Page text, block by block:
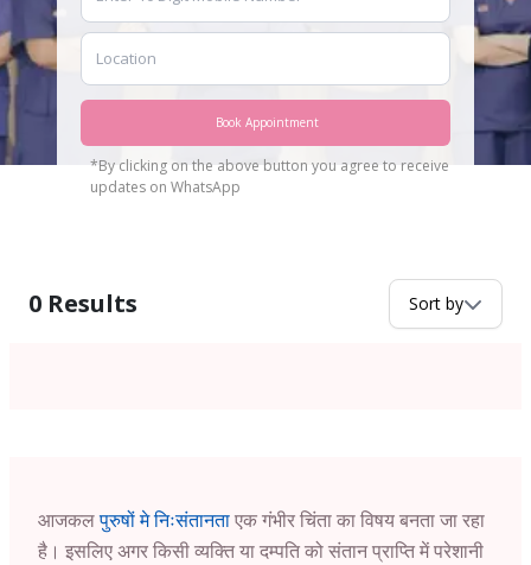
Book Appointment
*By clicking on the above button you agree to receive
updates on WhatsApp
0 Results Sort by
आजकलपुरुषों मे निःसंतानताएक गंभीर चिंता का विषय बनता जा रहा
है। इसलिए अगर किसी व्यक्ति या दम्पति को संतान प्राप्ति में परेशानी